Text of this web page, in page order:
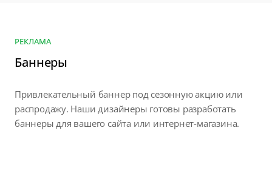
РЕКЛАМА
Баннеры
Привлекательный баннер под сезонную акцию или
распродажу. Наши дизайнеры готовы разработать
баннеры для вашего сайта или интернет-магазина.